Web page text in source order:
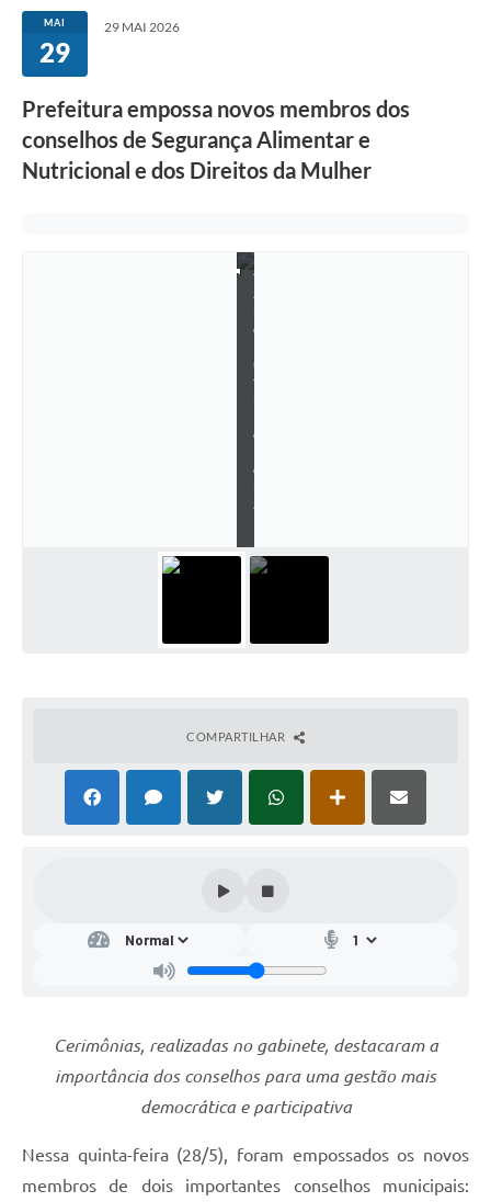
MAI
29
29 MAI 2026
Prefeitura empossa novos membros dos
conselhos de Segurança Alimentar e
Nutricional e dos Direitos da Mulher
n
a
A
t
a
e
u
t
c
o
a
COMPARTILHAR
Cerimônias, realizadas no gabinete, destacaram a
importância dos conselhos para uma gestão mais
democrática e participativa
Nessa quinta-feira (28/5), foram empossados os novos
membros de dois importantes conselhos municipais: